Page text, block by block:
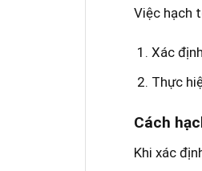
Việc hạch
Xác
Thực
Cách
Khi xác